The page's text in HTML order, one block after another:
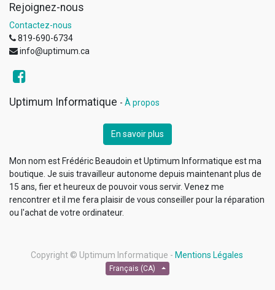
Rejoignez-nous
Contactez-nous
819-690-6734
info@uptimum.ca
Uptimum Informatique - À propos
En savoir plus
Mon nom est Frédéric Beaudoin et Uptimum Informatique est ma
boutique. Je suis travailleur autonome depuis maintenant plus de
15 ans, fier et heureux de pouvoir vous servir. Venez me
rencontrer et il me fera plaisir de vous conseiller pour la réparation
ou l'achat de votre ordinateur.
Copyright © Uptimum Informatique - Mentions Légales
Français (CA)